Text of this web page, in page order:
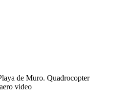
de Muro. Quadrocopter
video